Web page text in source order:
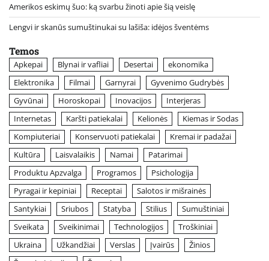
Amerikos eskimų šuo: ką svarbu žinoti apie šią veislę
Lengvi ir skanūs sumuštinukai su lašiša: idėjos šventėms
Temos
Apkepai Blynai ir vafliai Desertai
ekonomika
Elektronika
Filmai Garnyrai
Gyvenimo Gudrybės
Gyvūnai
Horoskopai Inovacijos
Interjeras
Internetas
Karšti patiekalai Kelionės
Kiemas ir Sodas
Kompiuteriai
Konservuoti patiekalai
Kremai ir padažai
Kultūra
Laisvalaikis Namai
Patarimai
Produktu Apzvalga
Programos
Psichologija
Pyragai ir kepiniai
Receptai
Salotos ir mišrainės
Santykiai
Sriubos Statyba Stilius
Sumuštiniai
Sveikata
Sveikinimai Technologijos
Troškiniai
Ukraina
Užkandžiai Verslas Įvairūs
Žinios